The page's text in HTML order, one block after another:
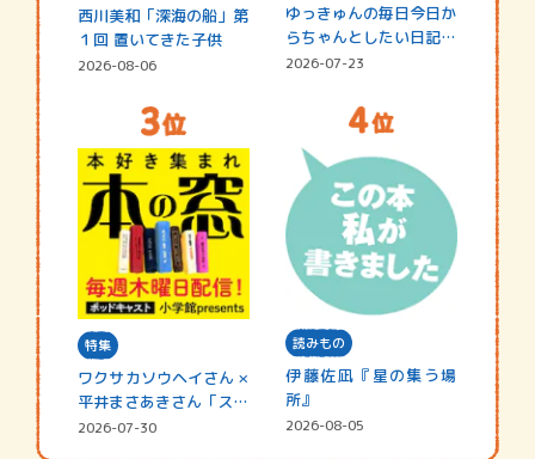
西川美和「深海の船」第
１回 置いてきた子供
2026-08-06
ゆっきゅんの毎日今日か
らちゃんとしたい日記
☆202…
2026-07-23
特集
ワクサカソウヘイさん ×
平井まさあきさん「スペ
シャ…
2026-07-30
読みもの
伊藤佐凪『星の集う場
所』
2026-08-05